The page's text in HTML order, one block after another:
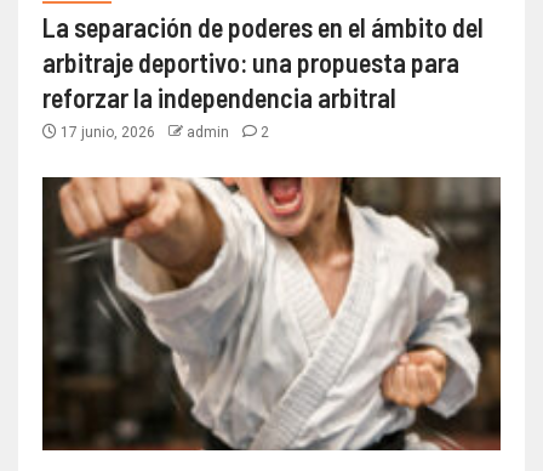
La separación de poderes en el ámbito del
arbitraje deportivo: una propuesta para
reforzar la independencia arbitral
17 junio, 2026 admin 2